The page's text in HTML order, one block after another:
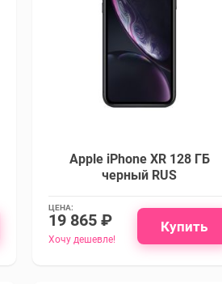
Apple iPhone XR 128 ГБ
черный RUS
ЦЕНА:
19 865 ₽
Хочу дешевле!
Купить